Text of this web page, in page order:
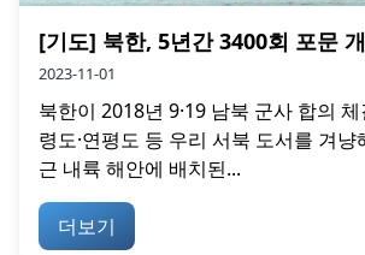
[기도] 북한, 5년간 3400회 포문
2023-11-01
북한이 2018년 9·19 남북 군사 합의
령도·연평도 등 우리 서북 도서를 겨냥
근 내륙 해안에 배치된...
더보기